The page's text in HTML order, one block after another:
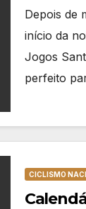
Depois de
início da
Jogos
perfeito
CICLISMO